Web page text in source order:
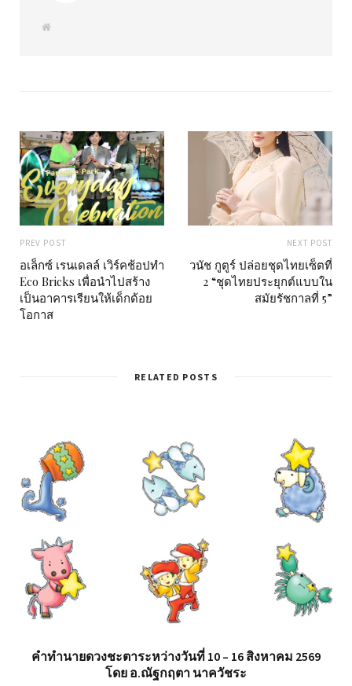
W
PREV POST
อเล็กซ์ เรนเดลล์ เวิร์คช้อปทำ
Eco Bricks เพื่อนำไปสร้าง
เป็นอาคารเรียนให้เด็กด้อย
โอกาส
NEXT POST
วนัช กูตูร์ ปล่อยชุดไทยเซ็ตที่
2 “ชุดไทยประยุกต์แบบใน
สมัยรัชกาลที่ 5”
RELATED POSTS
คำทำนายดวงชะตาระหว่างวันที่ 10 – 16 สิงหาคม 2569
โดย อ.ณัฐกฤตา นาควัชระ